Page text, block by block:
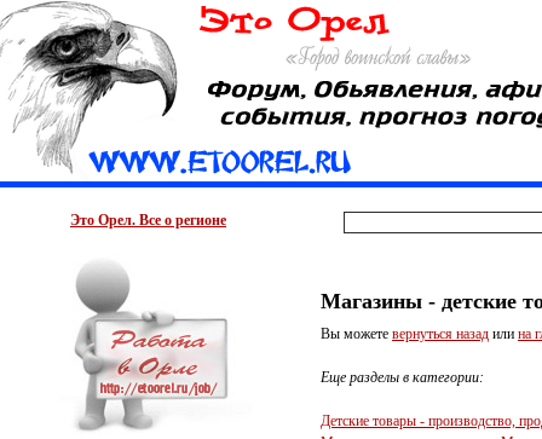
Это Орел. Все о регионе
Магазины - детские
Вы можете вернуться назад или на
Еще разделы в категории:
Детские товары - производство,